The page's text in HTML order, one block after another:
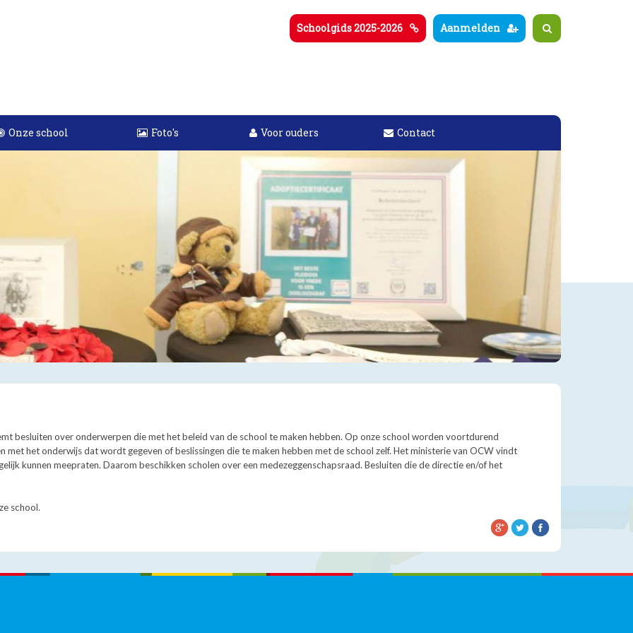
Aanmelden
Schoolgids 2025-2026
Onze school Foto's Voor ouders Contact
besluiten over onderwerpen die met het beleid van de school te maken hebben. Op onze school worden voortdurend
met het onderwijs dat wordt gegeven of beslissingen die te maken hebben met de school zelf. Het ministerie van OCW vindt
kunnen meepraten. Daarom beschikken scholen over een medezeggenschapsraad. Besluiten die de directie en/of het
school.